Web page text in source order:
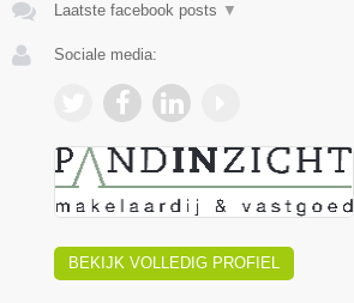
Laatste facebook posts ▼
Sociale media:
BEKIJK VOLLEDIG PROFIEL